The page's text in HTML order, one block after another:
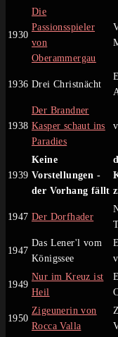
1930
Die
Passionsspieler
von
Oberammergau
1936 Drei Christnächt
1938
Der Brandner
Kasper schaut ins
Paradies
1939
Keine
Vorstellungen -
der Vorhang fällt
1947 Der Dorfhader
1947
Das Lener'l vom
Königssee
1949
Nur im Kreuz ist
Heil
1950
Zigeunerin von
Rocca Valla